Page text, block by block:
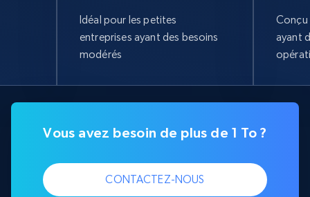
Idéal pour les petites
entreprises ayant des besoins
modérés
Conçu
ayant
Vous avez besoin de plus de 1 To ?
CONTACTEZ-NOUS